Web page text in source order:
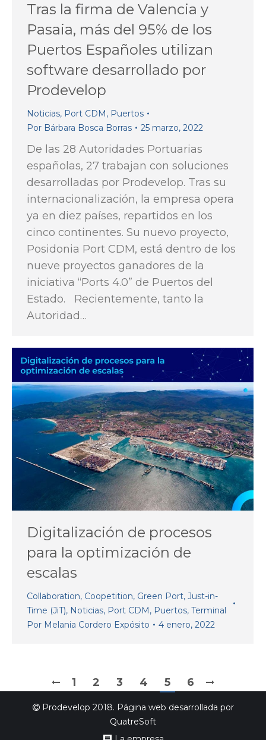
Tras la firma de Valencia y
Pasaia, más del 95% de los
Puertos Españoles utilizan
software desarrollado por
Prodevelop
Noticias, Port CDM, Puertos
Por Bárbara Bosca Borras 25 marzo, 2022
De las 28 Autoridades Portuarias
españolas, 27 trabajan con soluciones
desarrolladas por Prodevelop. Tras su
internacionalización, la empresa opera
ya en diez países, repartidos en los
cinco continentes. Su nuevo proyecto,
Posidonia Port CDM, está dentro de los
nueve proyectos ganadores de la
iniciativa “Ports 4.0” de Puertos del
Estado. Recientemente, tanto la
Autoridad…
Digitalización de procesos
para la optimización de
escalas
Collaboration, Coopetition, Green Port, Just-in-
Time (JiT), Noticias, Port CDM, Puertos, Terminal
Por Melania Cordero Expósito 4 enero, 2022
1 2 3 4 5 6
Prodevelop 2018. Página web desarrollada por
QuatreSoft